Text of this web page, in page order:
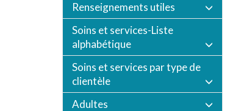
Renseignements utiles
Soins et services-Liste
alphabétique
Soins et services par type de
clientèle
Adultes